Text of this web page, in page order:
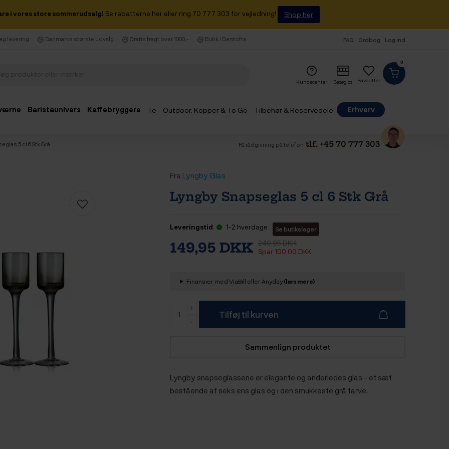
i vores store sommerudsalg! Se rabatterne her eller ring 70 777 303 for vejledning! Shop her
levering Danmarks største udvalg Gratis fragt over 1000,- Butik i Gentofte FAQ Ordbog Log ind
0
Favoritter
Kundecenter Besøg os
Baristaunivers Kaffebryggere Te Outdoor, Kopper & To Go Tilbehør & Reservedele
Erhverv
5 cl 6 Stk Grå Få rådgivning på telefon tlf. +45 70 777 303
Fra Lyngby Glas
Lyngby Snapseglas 5 cl 6 Stk Grå
Leveringstid 1-2 hverdage Se butikslager
149,95 DKK 249,95 DKK
Spar 100,00 DKK
Finansier med ViaBill eller Anyday(læs mere)
Tilføj til kurven
Sammenlign produktet
Lyngby snapseglassene er elegante og anderledes glas - et sæt
bestående af seks ens glas og i den smukkeste grå farve.